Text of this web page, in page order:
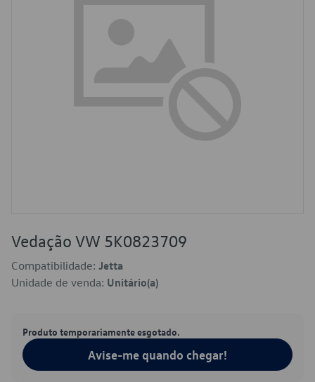
Vedação VW 5K0823709
Compatibilidade: Jetta
Unidade de venda: Unitário(a)
Produto temporariamente esgotado.
Avise-me quando chegar!